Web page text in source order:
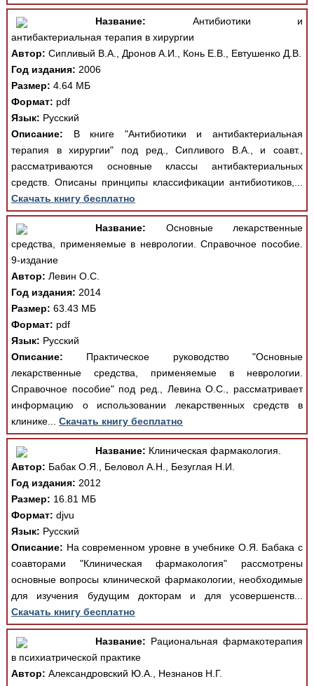
Название: Антибиотики и
антибактериальная терапия в хирургии
Автор: Сипливый В.А., Дронов А.И., Конь Е.В., Евтушенко Д.В.
Год издания: 2006
Размер: 4.64 МБ
Формат: pdf
Язык: Русский
Описание: В книге "Антибиотики и антибактериальная
терапия в хирургии" под ред., Сипливого В.А., и соавт.,
рассматриваются основные классы антибактериальных
средств. Описаны принципы классификации антибиотиков,...
Скачать книгу бесплатно
Название: Основные лекарственные
средства, применяемые в неврологии. Справочное пособие.
9-издание
Автор: Левин О.С.
Год издания: 2014
Размер: 63.43 МБ
Формат: pdf
Язык: Русский
Описание: Практическое руководство "Основные
лекарственные средства, применяемые в неврологии.
Справочное пособие" под ред., Левина О.С., рассматривает
информацию о использовании лекарственных средств в
клинике... Скачать книгу бесплатно
Название: Клиническая фармакология.
Автор: Бабак О.Я., Беловол А.Н., Безуглая Н.И.
Год издания: 2012
Размер: 16.81 МБ
Формат: djvu
Язык: Русский
Описание: На современном уровне в учебнике О.Я. Бабака с
соавторами "Клиническая фармакология" рассмотрены
основные вопросы клинической фармакологии, необходимые
для изучения будущим докторам и для усовершенств...
Скачать книгу бесплатно
Название: Рациональная фармакотерапия
в психиатрической практике
Автор: Александровский Ю.А., Незнанов Н.Г.